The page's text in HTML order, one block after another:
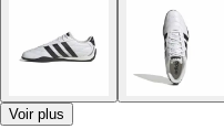
Voir plus